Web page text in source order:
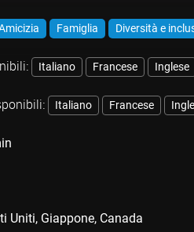
Famiglia Diversità e
Italiano Francese Inglese
Italiano Francese
Uniti Giappone Canada